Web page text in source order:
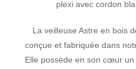
La veilleuse Astre en bois
conçue et fabriquée dans
Elle possède en son cœur